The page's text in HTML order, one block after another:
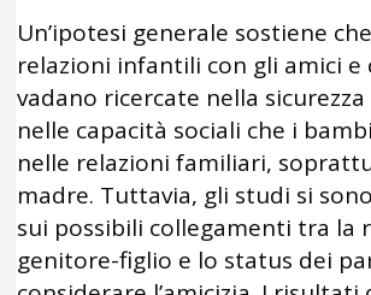
Un’ipotesi generale sostiene
relazioni infantili con gli amici e
vadano ricercate nella
nelle capacità sociali che i
nelle relazioni familiari,
madre. Tuttavia, gli studi si
sui possibili collegamenti tra la
genitore-figlio e lo status dei